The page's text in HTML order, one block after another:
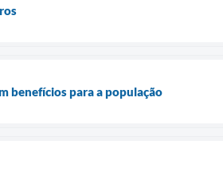
benefícios para a população